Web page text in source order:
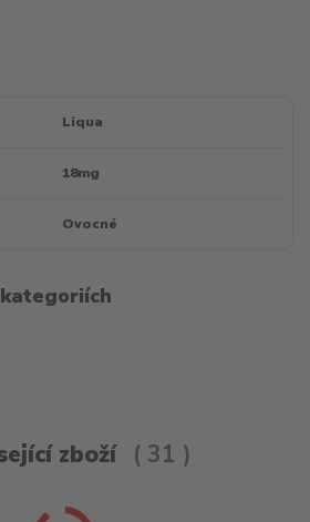
Liqua
18mg
Ovocné
zboží 31